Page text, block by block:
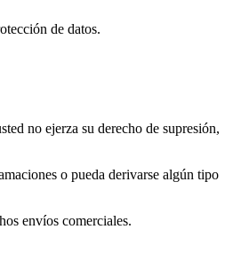
de datos.
no ejerza su derecho de supresión,
o pueda derivarse algún tipo
envíos comerciales.